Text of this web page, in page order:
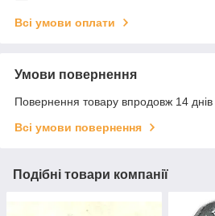
Всі умови оплати
Умови повернення
Повернення товару впродовж 14
Всі умови повернення
Подібні товари компанії